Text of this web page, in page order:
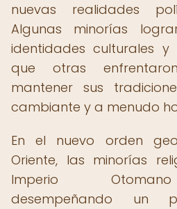
nuevas realidades
Algunas minorías
identidades culturales y
que otras
mantener sus
cambiante y a menudo
En el nuevo orden
Oriente, las minorías
Imperio
desempeñando un